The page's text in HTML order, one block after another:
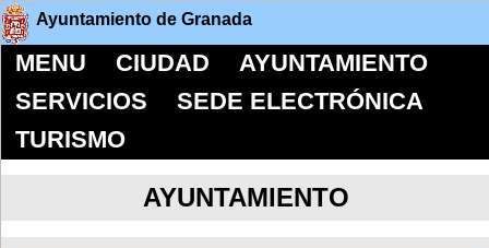
Ayuntamiento de Granada
MENU CIUDAD
AYUNTAMIENTO
SERVICIOS
SEDE ELECTRÓNICA
TURISMO
AYUNTAMIENTO